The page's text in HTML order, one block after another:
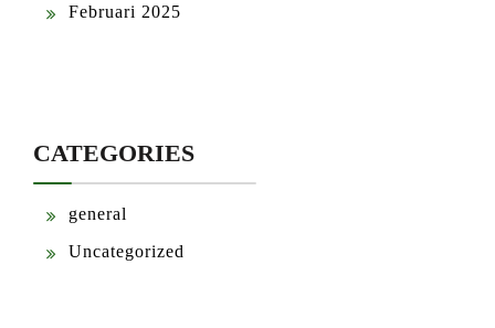
Februari 2025
CATEGORIES
general
Uncategorized